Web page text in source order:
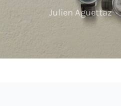
Julien Aguettaz